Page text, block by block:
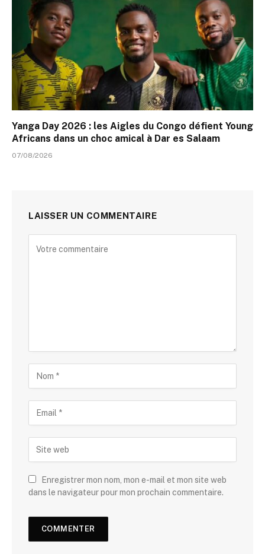
Yanga Day 2026 : les Aigles du Congo défient Young
Africans dans un choc amical à Dar es Salaam
07/08/2026
LAISSER UN COMMENTAIRE
Enregistrer mon nom, mon e-mail et mon site web
dans le navigateur pour mon prochain commentaire.